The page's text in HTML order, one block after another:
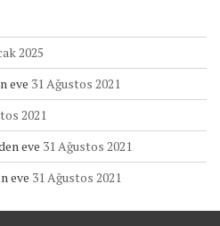
2025
eve 31 Ağustos 2021
2021
eve 31 Ağustos 2021
eve 31 Ağustos 2021